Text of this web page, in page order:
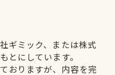
ギミック、または株式
とにしています。
おりますが、内容を完